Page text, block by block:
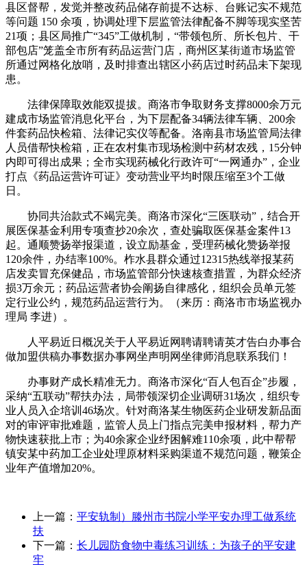
县区督帮，发觉并整改药品储存前提不达标、台账记实不规范
等问题 150 余项，协调处理下层监管法律配备不脚等现实坚苦
21项；县区局推广“345”工做机制，“带领包所、所长包片、干
部包店”笼盖全市所有药品运营门店，商州区某街道市场监管
所通过网格化放哨，及时排查出辖区小药店过时药品未下架现
患。
法律保障取效能双提拔。商洛市争取财务支撑8000余万元
建成市场监管消息化平台，为下层配备34辆法律车辆、200余
件套药品快检箱、法律记实仪等配备。洛南县市场监管局法律
人员借帮快检箱，正在农村集市现场检测中药材农残，15分钟
内即可得出成果；全市实现药械化行政许可“一网通办”，企业
打点《药品运营许可证》变动营业平均时限压缩至3个工做
日。
协同共治款式不竭完美。商洛市深化“三医联动”，结合开
展医保基金利用专项查抄20余次，查处骗取医保基金案件13
起。通顺赞扬举报渠道，设立励基金，受理药械化赞扬举报
120余件，办结率100%。柞水县群众通过12315热线举报某药
店发卖冒充保健品，市场监管部分快速核查措置，为群众经济
损3万余元；药品运营者协会阐扬自律感化，组织会员单元签
定行业公约，规范药品运营行为。（来历：商洛市市场监视办
理局 李进）。
人平易近日概况关于人平易近网聘请聘请英才告白办事合
做加盟供稿办事数据办事网坐声明网坐律师消息联系我们！
办事财产成长精准无力。商洛市深化“百人包百企”步履，
采纳“五联动”帮扶办法，局带领深切企业调研31场次，组织专
业人员入企培训46场次。针对商洛某生物医药企业研发新品面
对的审评审批难题，监管人员上门指点完美申报材料，帮力产
物快速获批上市；为40余家企业纾困解难110余项，此中帮帮
镇安某中药加工企业处理原材料采购渠道不规范问题，鞭策企
业年产值增加20%。
上一篇： 平安轨制）滕州市书院小学平安办理工做系统
扶
下一篇： 长儿园防食物中毒练习训练：为孩子的平安建
牢